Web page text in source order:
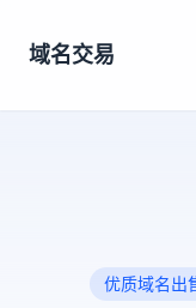
域名交易
优质域名出